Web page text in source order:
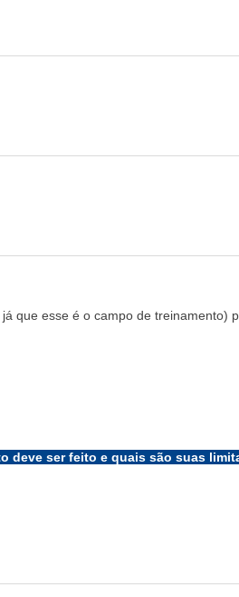
que esse é o campo de treinamento)
deve ser feito e quais são suas